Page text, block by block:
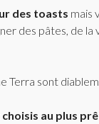
des toasts mais
des pâtes, de la
Terra sont
au plus